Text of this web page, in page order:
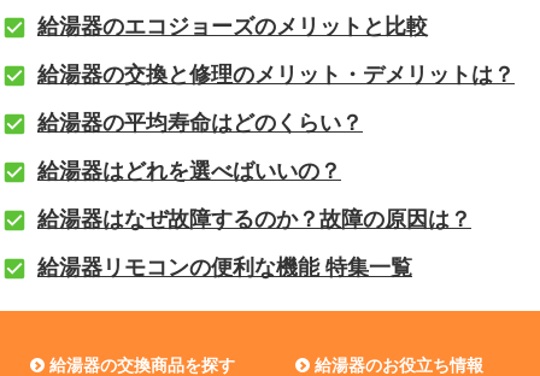
給湯器のエコジョーズのメリットと比較
給湯器の交換と修理のメリット・デメリットは？
給湯器の平均寿命はどのくらい？
給湯器はどれを選べばいいの？
給湯器はなぜ故障するのか？故障の原因は？
給湯器リモコンの便利な機能 特集一覧
給湯器の交換商品を探す 給湯器のお役立ち情報